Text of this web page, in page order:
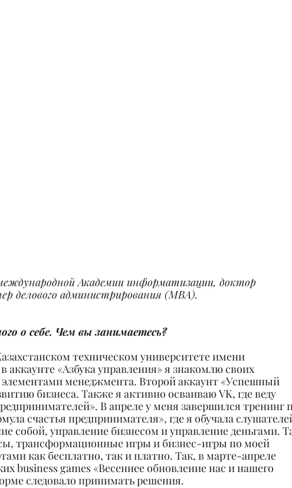
Академии информатизации, доктор
делового администрирования (МВА).
о себе. Чем вы занимаетесь?
техническом университете имени
аккаунте «Азбука управления» я знакомлю своих
менеджмента. Второй аккаунт «Успешный
бизнеса. Также я активно осваиваю VK, где веду
В апреле у меня завершился тренинг
счастья предпринимателя», где я обучала
собой, управление бизнесом и управление деньгами.
трансформационные игры и бизнес-игры по моей
как бесплатно, так и платно. Так, в марте-апреле
business games «Весеннее обновление нас и нашего
следовало принимать решения.